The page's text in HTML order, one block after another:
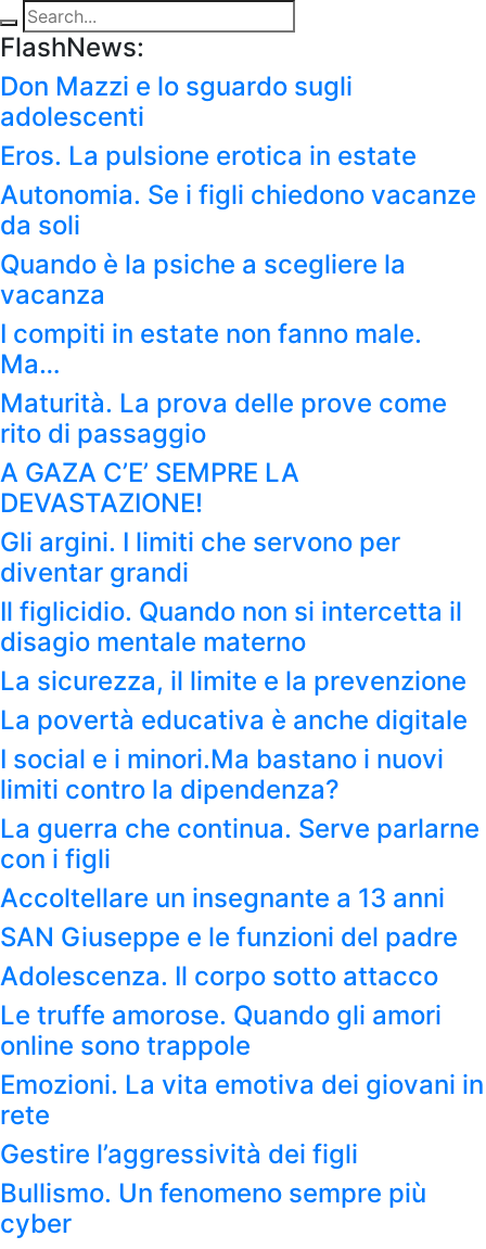
FlashNews:
Don Mazzi e lo sguardo sugli
adolescenti
Eros. La pulsione erotica in estate
Autonomia. Se i figli chiedono vacanze
da soli
Quando è la psiche a scegliere la
vacanza
I compiti in estate non fanno male.
Ma…
Maturità. La prova delle prove come
rito di passaggio
A GAZA C’E’ SEMPRE LA
DEVASTAZIONE!
Gli argini. I limiti che servono per
diventar grandi
Il figlicidio. Quando non si intercetta il
disagio mentale materno
La sicurezza, il limite e la prevenzione
La povertà educativa è anche digitale
I social e i minori.Ma bastano i nuovi
limiti contro la dipendenza?
La guerra che continua. Serve parlarne
con i figli
Accoltellare un insegnante a 13 anni
SAN Giuseppe e le funzioni del padre
Adolescenza. Il corpo sotto attacco
Le truffe amorose. Quando gli amori
online sono trappole
Emozioni. La vita emotiva dei giovani in
rete
Gestire l’aggressività dei figli
Bullismo. Un fenomeno sempre più
cyber